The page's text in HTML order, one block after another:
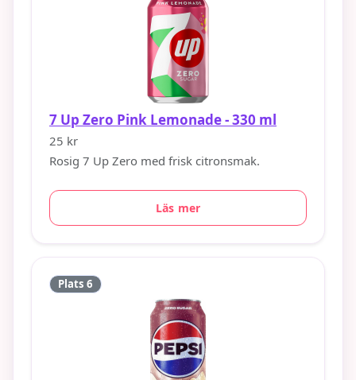
7 Up Zero Pink Lemonade - 330 ml
25 kr
Rosig 7 Up Zero med frisk citronsmak.
Läs mer
Plats 6